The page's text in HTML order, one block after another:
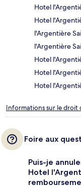
Hotel
Hotel
l'Argentière
l'Argentière
Hotel
Hotel
Hotel
Informations sur le droit
Foire aux
Puis-je
Hotel